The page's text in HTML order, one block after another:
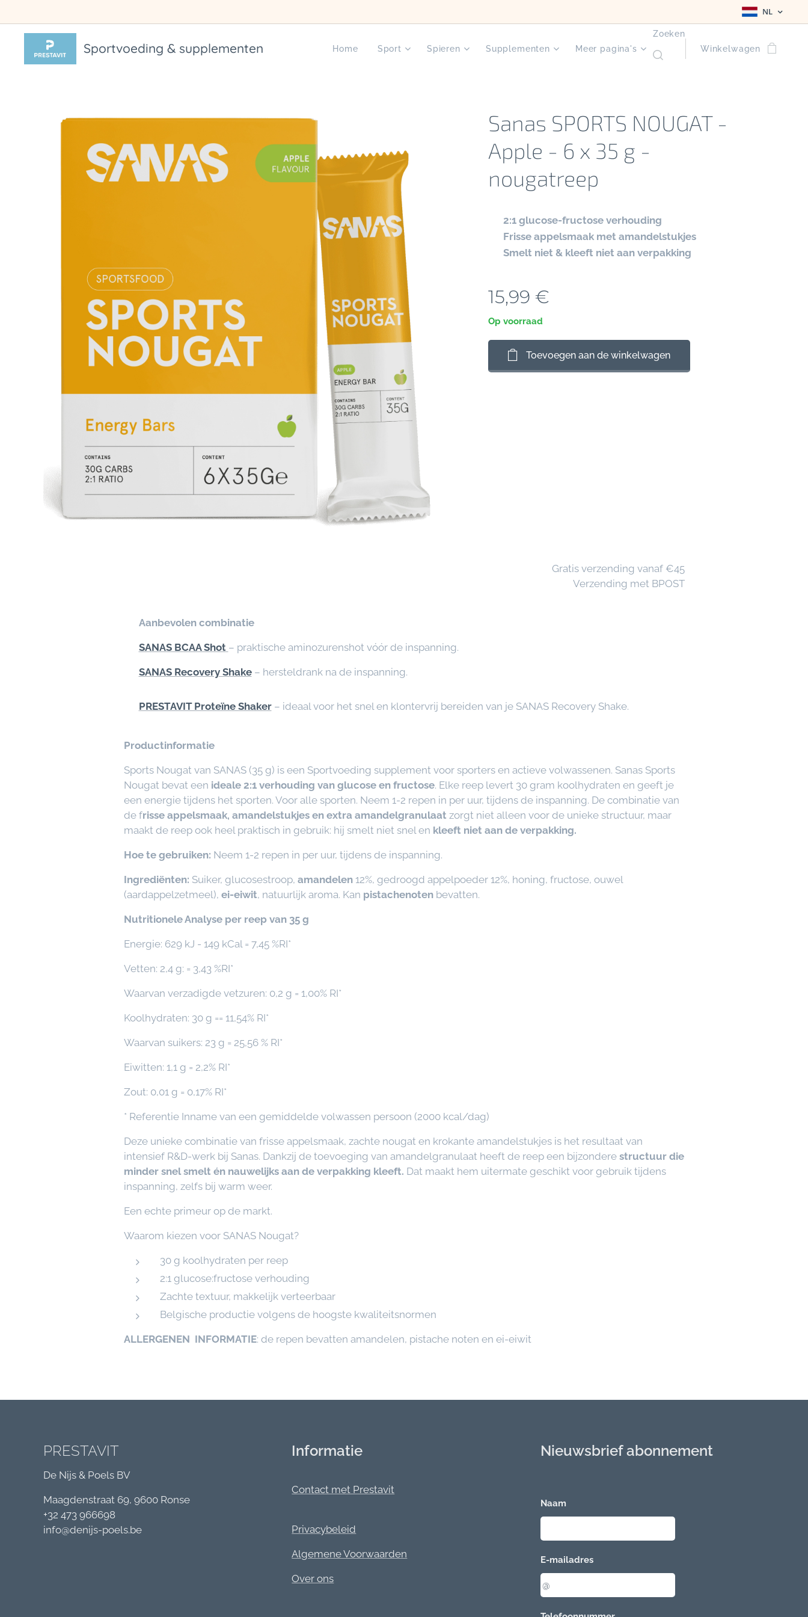
NL
Sportvoeding & supplementen Home Sport Spieren Supplementen Meer pagina's
Zoeken
Winkelwagen
Sanas SPORTS NOUGAT -
Apple - 6 x 35 g -
nougatreep
2:1 glucose-fructose verhouding
Frisse appelsmaak met amandelstukjes
Smelt niet & kleeft niet aan verpakking
15,99 €
Op voorraad
Toevoegen aan de winkelwagen
🚚 Gratis verzending vanaf €45
📦 Verzending met BPOST
Aanbevolen combinatie
SANAS BCAA Shot – praktische aminozurenshot vóór de inspanning.
SANAS Recovery Shake– hersteldrank na de inspanning.
PRESTAVIT Proteïne Shaker– ideaal voor het snel en klontervrij bereiden van je SANAS Recovery Shake.
Productinformatie
Sports Nougat van SANAS (35 g) is een Sportvoeding supplement voor sporters en actieve volwassenen. Sanas Sports
Nougat bevat een ideale 2:1 verhouding van glucose en fructose. Elke reep levert 30 gram koolhydraten en geeft je
een energie tijdens het sporten. Voor alle sporten. Neem 1-2 repen in per uur, tijdens de inspanning. De combinatie van
de frisse appelsmaak, amandelstukjes en extra amandelgranulaat zorgt niet alleen voor de unieke structuur, maar
maakt de reep ook heel praktisch in gebruik: hij smelt niet snel en kleeft niet aan de verpakking.
Hoe te gebruiken: Neem 1-2 repen in per uur, tijdens de inspanning.
Ingrediënten: Suiker, glucosestroop, amandelen 12%, gedroogd appelpoeder 12%, honing, fructose, ouwel
(aardappelzetmeel), ei-eiwit, natuurlijk aroma. Kan pistachenoten bevatten.
Nutritionele Analyse per reep van 35 g
Energie: 629 kJ - 149 kCal = 7,45 %RI*
Vetten: 2,4 g: = 3,43 %RI*
Waarvan verzadigde vetzuren: 0,2 g = 1,00% RI*
Koolhydraten: 30 g == 11,54% RI*
Waarvan suikers: 23 g = 25,56 % RI*
Eiwitten: 1,1 g = 2,2% RI*
Zout: 0,01 g = 0,17% RI*
* Referentie Inname van een gemiddelde volwassen persoon (2000 kcal/dag)
Deze unieke combinatie van frisse appelsmaak, zachte nougat en krokante amandelstukjes is het resultaat van
intensief R&D-werk bij Sanas. Dankzij de toevoeging van amandelgranulaat heeft de reep een bijzondere structuur die
minder snel smelt én nauwelijks aan de verpakking kleeft. Dat maakt hem uitermate geschikt voor gebruik tijdens
inspanning, zelfs bij warm weer.
Een echte primeur op de markt.
Waarom kiezen voor SANAS Nougat?
30 g koolhydraten per reep
2:1 glucose:fructose verhouding
Zachte textuur, makkelijk verteerbaar
Belgische productie volgens de hoogste kwaliteitsnormen
ALLERGENEN INFORMATIE: de repen bevatten amandelen, pistache noten en ei-eiwit
PRESTAVIT
De Nijs & Poels BV
Maagdenstraat 69, 9600 Ronse
+32 473 966698
info@denijs-poels.be
Informatie
Contact met Prestavit
Privacybeleid
Algemene Voorwaarden
Over ons
Nieuwsbrief abonnement
Naam
E-mailadres